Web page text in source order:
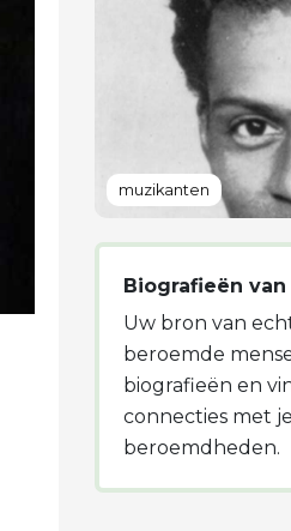
muzikanten
Biografieën
Uw bron van
beroemde
biografieën en
connecties met
beroemdheden.